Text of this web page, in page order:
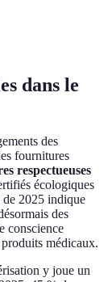
dans le
des
fournitures
respectueuses
écologiques
de 2025 indique
des
conscience
médicaux.
y joue un